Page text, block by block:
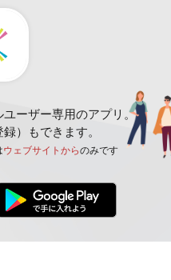
ーザー専用のアプリ。
）もできます。
ウェブサイトからのみです